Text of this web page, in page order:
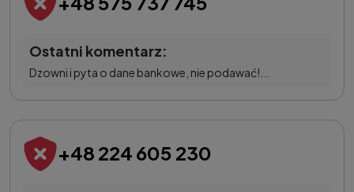
Ostatni komentarz:
Dzowni i pyta o dane bankowe, nie podawać!...
+48 224 605 230